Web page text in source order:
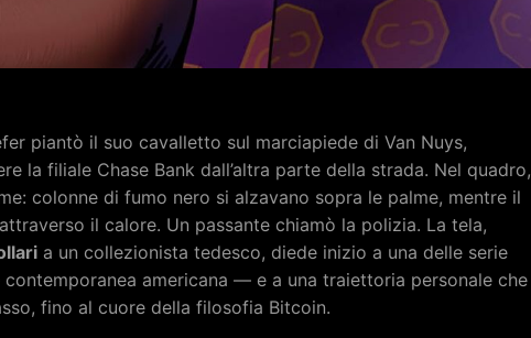
piantò il suo cavalletto sul marciapiede di Van Nuys,
la filiale Chase Bank dall’altra parte della strada. Nel quadro,
colonne di fumo nero si alzavano sopra le palme, mentre il
il calore. Un passante chiamò la polizia. La tela,
a un collezionista tedesco, diede inizio a una delle serie
americana — e a una traiettoria personale che
fino al cuore della filosofia Bitcoin.